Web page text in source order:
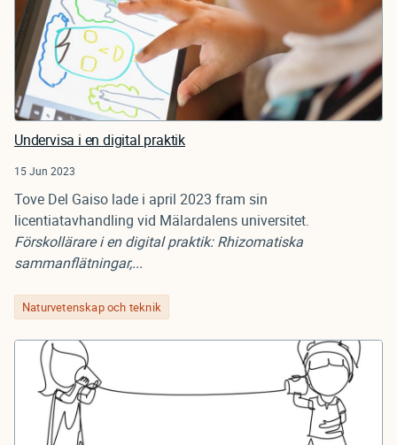
Undervisa i en digital praktik
15 Jun 2023
Tove Del Gaiso lade i april 2023 fram sin
licentiatavhandling vid Mälardalens universitet.
Förskollärare i en digital praktik: Rhizomatiska
sammanflätningar,...
Naturvetenskap och teknik